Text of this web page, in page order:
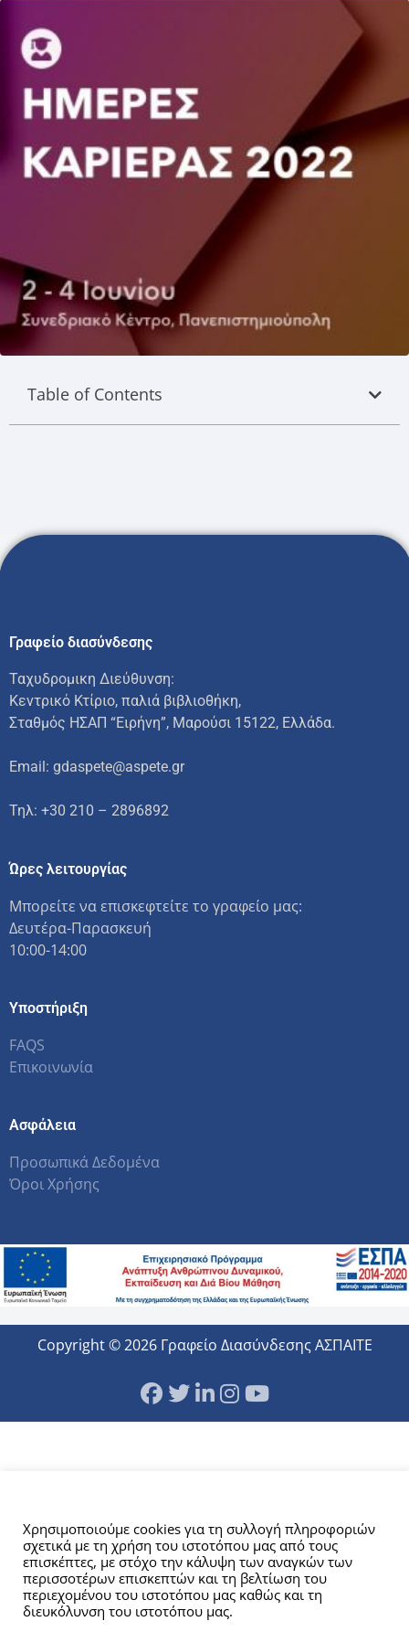
Table of Contents
Γραφείο διασύνδεσης
Ταχυδρομικη Διεύθυνση:
Κεντρικό Κτίριο, παλιά βιβλιοθήκη,
Σταθμός ΗΣΑΠ “Ειρήνη”, Μαρούσι 15122, Ελλάδα.
Email: gdaspete@aspete.gr
Τηλ: +30 210 – 2896892
Ώρες λειτουργίας
Μπορείτε να επισκεφτείτε το γραφείο μας:
Δευτέρα-Παρασκευή
10:00-14:00
Υποστήριξη
FAQS
Επικοινωνία
Ασφάλεια
Προσωπικά Δεδομένα
Όροι Χρήσης
Copyright © 2026 Γραφείο Διασύνδεσης ΑΣΠΑΙΤΕ
Χρησιμοποιούμε cookies για τη συλλογή πληροφοριών
σχετικά με τη χρήση του ιστοτόπου μας από τους
επισκέπτες, με στόχο την κάλυψη των αναγκών των
περισσοτέρων επισκεπτών και τη βελτίωση του
περιεχομένου του ιστοτόπου μας καθώς και τη
διευκόλυνση του ιστοτόπου μας.